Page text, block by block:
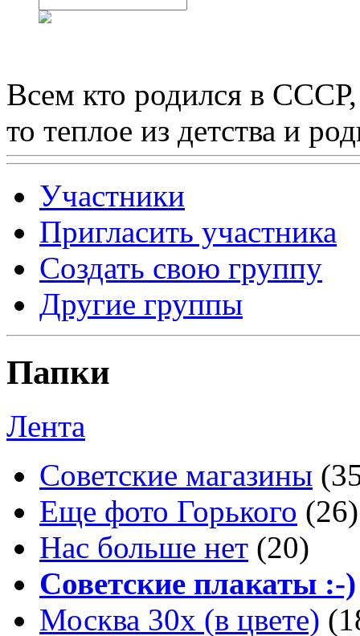
Всем кто родился в
то теплое из детства и
Участники
Пригласить участника
Создать свою группу
Другие группы
Папки
Лента
Советские магазины
Еще фото Горького (26)
Нас больше нет (20)
Советские плакаты :-)
Москва 30x (в цвете)